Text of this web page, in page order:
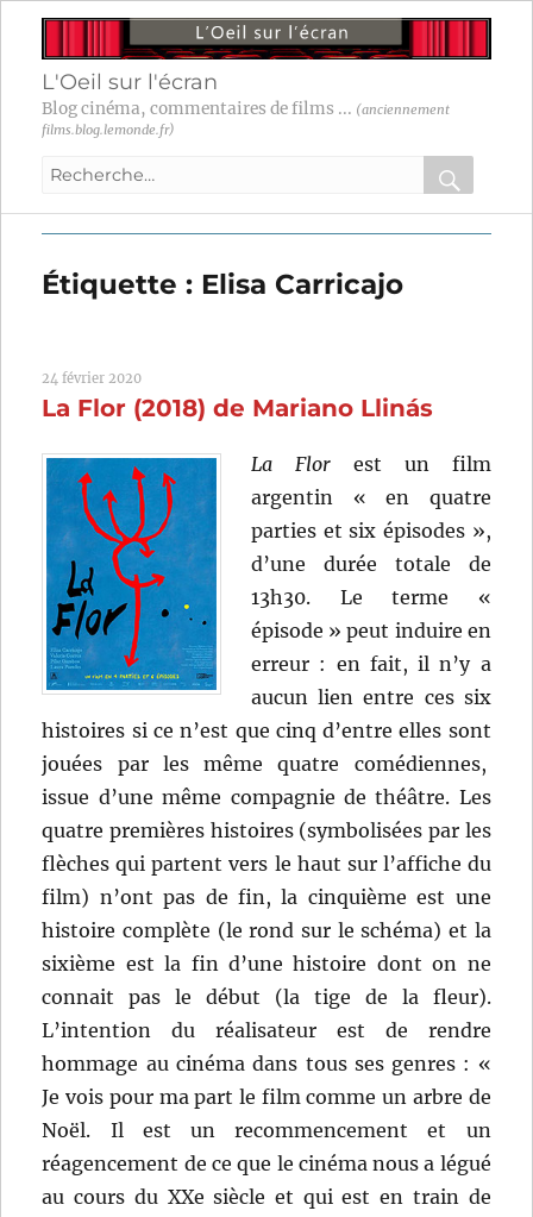
L'Oeil sur l'écran
Blog cinéma, commentaires de films ... (anciennement
films.blog.lemonde.fr)
Recherche
:
OK
Étiquette : Elisa Carricajo
24 février 2020
La Flor (2018) de Mariano Llinás
La Flor est un film
argentin « en quatre
parties et six épisodes »,
d’une durée totale de
13h30. Le terme «
épisode » peut induire en
erreur : en fait, il n’y a
aucun lien entre ces six
histoires si ce n’est que cinq d’entre elles sont
jouées par les même quatre comédiennes,
issue d’une même compagnie de théâtre. Les
quatre premières histoires (symbolisées par les
flèches qui partent vers le haut sur l’affiche du
film) n’ont pas de fin, la cinquième est une
histoire complète (le rond sur le schéma) et la
sixième est la fin d’une histoire dont on ne
connait pas le début (la tige de la fleur).
L’intention du réalisateur est de rendre
hommage au cinéma dans tous ses genres : «
Je vois pour ma part le film comme un arbre de
Noël. Il est un recommencement et un
réagencement de ce que le cinéma nous a légué
au cours du XXe siècle et qui est en train de